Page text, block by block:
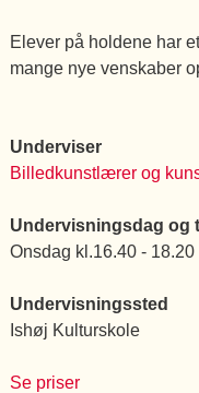
Elever på holdene har
mange nye venskaber
Underviser
Billedkunstlærer og
Undervisningsdag og
Onsdag kl.16.40 - 18.20
Undervisningssted
Ishøj Kulturskole
Se priser